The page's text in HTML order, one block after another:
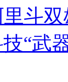
斗
“武